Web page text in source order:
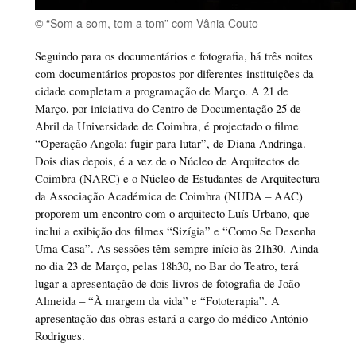
© “Som a som, tom a tom” com Vânia Couto
Seguindo para os documentários e fotografia, há três noites
com documentários propostos por diferentes instituições da
cidade completam a programação de Março. A 21 de
Março, por iniciativa do Centro de Documentação 25 de
Abril da Universidade de Coimbra, é projectado o filme
“Operação Angola: fugir para lutar”, de Diana Andringa.
Dois dias depois, é a vez de o Núcleo de Arquitectos de
Coimbra (NARC) e o Núcleo de Estudantes de Arquitectura
da Associação Académica de Coimbra (NUDA – AAC)
proporem um encontro com o arquitecto Luís Urbano, que
inclui a exibição dos filmes “Sizígia” e “Como Se Desenha
Uma Casa”. As sessões têm sempre início às 21h30. Ainda
no dia 23 de Março, pelas 18h30, no Bar do Teatro, terá
lugar a apresentação de dois livros de fotografia de João
Almeida – “À margem da vida” e “Fototerapia”. A
apresentação das obras estará a cargo do médico António
Rodrigues.